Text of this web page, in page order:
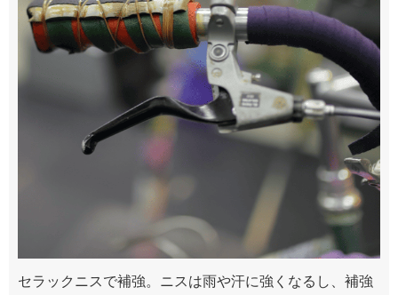
セラックニスで補強。ニスは雨や汗に強くなるし、補強